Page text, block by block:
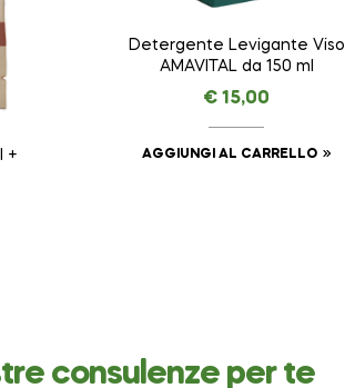
+
Detergente Levigante Viso
AMAVITAL da 150 ml
€ 15,00
AGGIUNGI AL CARRELLO
consulenze per te